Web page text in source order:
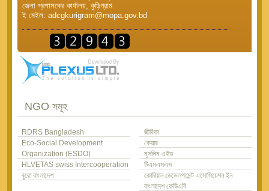
জেলা প্রশাসকের কার্যালয়, কুড়িগ্রাম
ই মেইল: adcgkurigram@mopa.gov.bd
NGO সমূহ
RDRS Bangladesh
জীবিকা
Eco-Social Development
Organization (ESDO)
কেয়ার
মুসলিম এইড
HLVETAS swiss Intercooperation
টিএমএসএস
বুরো বাংলাদেশ
কোরিয়ান ডেভেলপমেন্ট এসোসিয়েশন ইন
বাংলাদেশ কেডিএবি